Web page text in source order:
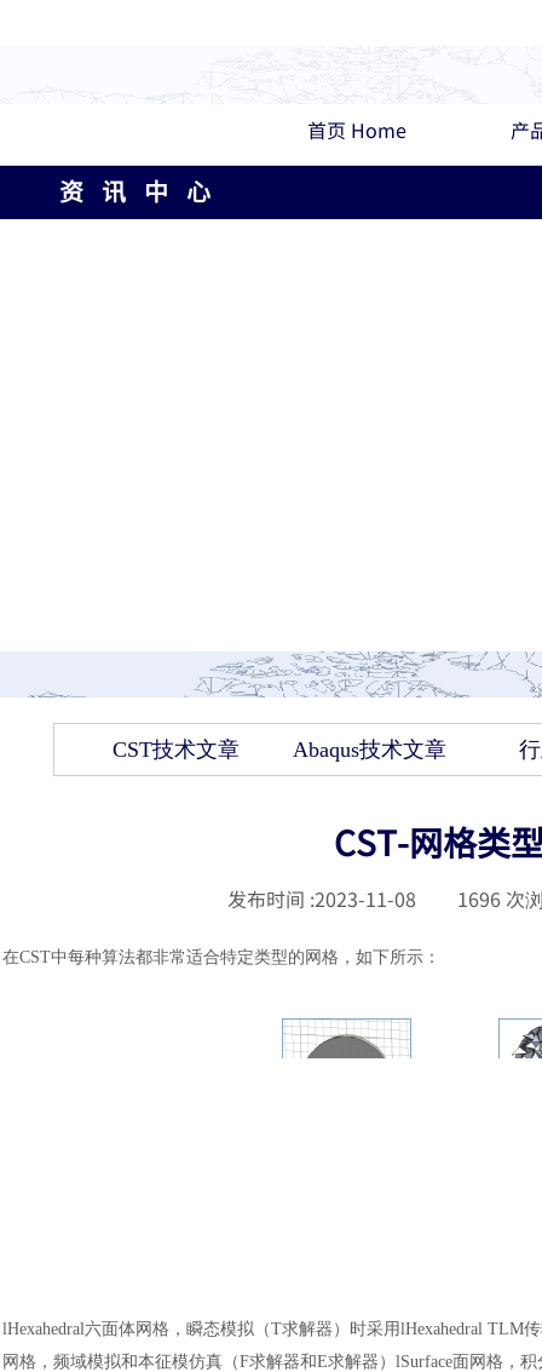
首页 Home 产
资 讯 中 心
CST技术文章 Abaqus技术文章
CST-网格类
发布时间 :2023-11-08 1696 次
在CST中每种算法都非常适合特定类型的网格，如下所示：
lHexahedral六面体网格，瞬态模拟（T求解器）时采用lHexahedral TLM
网格，频域模拟和本征模仿真（F求解器和E求解器）lSurface面网格，